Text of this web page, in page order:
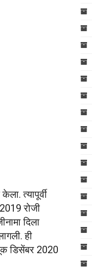
त्यापूर्वी
रोजी
दिला
ही
डिसेंबर 2020